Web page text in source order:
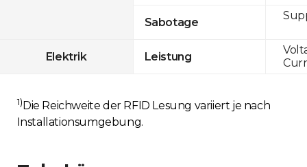
Sabotage
Elektrik Leistung
1) Die Reichweite der RFID Lesung variiert je nach
Installationsumgebung.